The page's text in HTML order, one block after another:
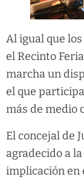
Al igual que
el Recinto
marcha un
el que
más de medio
El concejal de
agradecido a
implicación en